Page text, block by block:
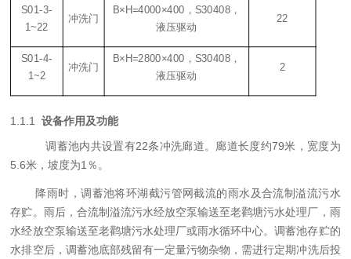
S01-3-
1~22
冲洗门
B×H=4000×400 ，S30408 ，
液压驱动
22
S01-4-
1~2
冲洗门
B×H=2800×400 ，S30408 ，
液压驱动
2
1.1.1 设备作用及功能
调蓄池内共设置有22条冲洗廊道。 廊道长度约79米，宽度为
5.6米，坡度为1％。
降雨时，调蓄池将环湖截污管网截流的雨水及合流制溢流污水
存贮。雨后，合流制溢流污水经放空泵输送至老鹳塘污水处理厂，雨
水经放空泵输送至老鹳塘污水处理厂或雨水循环中心。调蓄池存贮的
水排空后，调蓄池底部残留有一定量污物杂物， 需进行定期冲洗后投